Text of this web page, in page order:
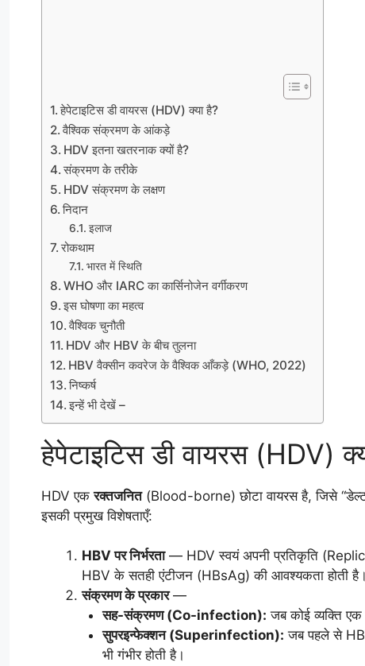
हेपेटाइटिस डी वायरस (HDV) क्या है?
वैश्विक संक्रमण के आंकड़े
HDV इतना खतरनाक क्यों है?
संक्रमण के तरीके
HDV संक्रमण के लक्षण
निदान
इलाज
रोकथाम
भारत में स्थिति
WHO और IARC का कार्सिनोजेन वर्गीकरण
इस घोषणा का महत्व
वैश्विक चुनौती
HDV और HBV के बीच तुलना
HBV वैक्सीन कवरेज के वैश्विक आँकड़े (WHO, 2022)
निष्कर्ष
इन्हें भी देखें –
हेपेटाइटिस डी वायरस (HDV)
HDV एकरक्तजनित(Blood-borne) छोटा वायरस है, जिसे
इसकी प्रमुख विशेषताएँ:
HBV पर निर्भरता— HDV स्वयं अपनी प्रतिकृति
HBV के सतही एंटीजन (HBsAg) की आवश्यकता होती है।
संक्रमण के प्रकार—
सह-संक्रमण (Co-infection): जब कोई व्यक्ति
सुपरइन्फेक्शन (Superinfection): जब पहले से
भी गंभीर होती है।